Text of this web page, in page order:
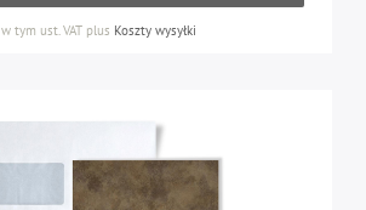
w tym ust. VATplus Koszty wysyłki